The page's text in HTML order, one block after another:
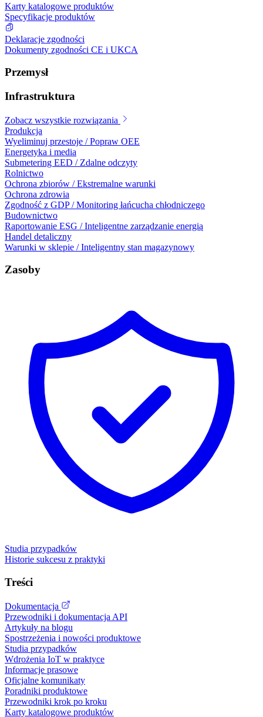
Karty katalogowe produktów
Specyfikacje produktów
Deklaracje zgodności
Dokumenty zgodności CE i UKCA
Przemysł
Infrastruktura
Zobacz wszystkie rozwiązania
Produkcja
Wyeliminuj przestoje / Popraw OEE
Energetyka i media
Submetering EED / Zdalne odczyty
Rolnictwo
Ochrona zbiorów / Ekstremalne warunki
Ochrona zdrowia
Zgodność z GDP / Monitoring łańcucha chłodniczego
Budownictwo
Raportowanie ESG / Inteligentne zarządzanie energią
Handel detaliczny
Warunki w sklepie / Inteligentny stan magazynowy
Zasoby
Studia przypadków
Historie sukcesu z praktyki
Treści
Dokumentacja
Przewodniki i dokumentacja API
Artykuły na blogu
Spostrzeżenia i nowości produktowe
Studia przypadków
Wdrożenia IoT w praktyce
Informacje prasowe
Oficjalne komunikaty
Poradniki produktowe
Przewodniki krok po kroku
Karty katalogowe produktów